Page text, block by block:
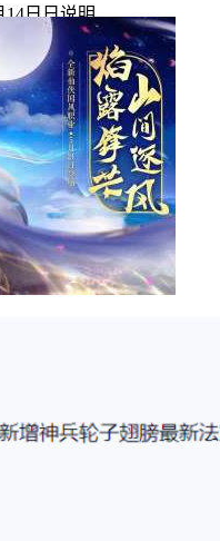
14日日说明